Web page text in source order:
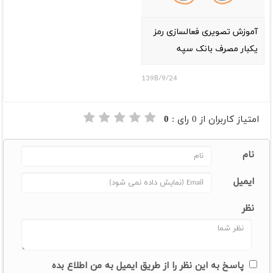
آموزش تصویری فعالسازی رمز
یکبار مصرف بانک سپه
1398/9/24
امتیاز کاربران از 0 رای : 0
نام
ایمیل
نظر
پاسخ به این نظر را از طریق ایمیل به من اطلاع بده